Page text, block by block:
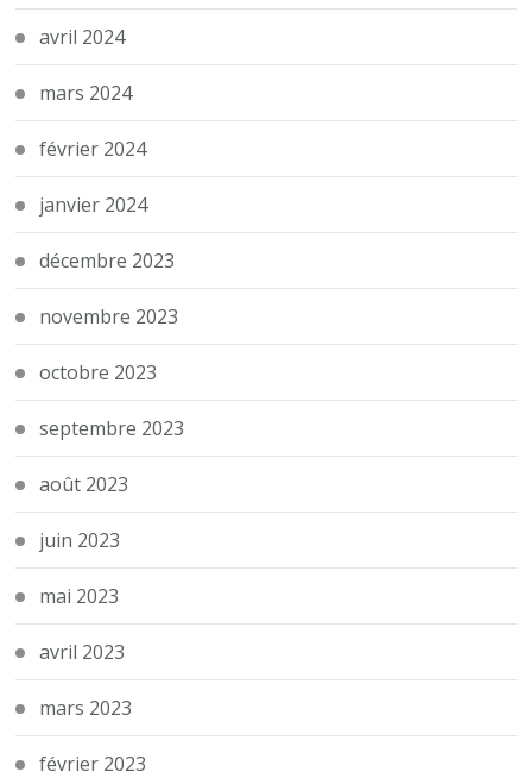
avril 2024
mars 2024
février 2024
janvier 2024
décembre 2023
novembre 2023
octobre 2023
septembre 2023
août 2023
juin 2023
mai 2023
avril 2023
mars 2023
février 2023